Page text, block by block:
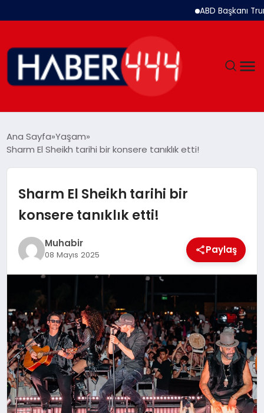
ABD Başkanı Trump:
DÜNYA
EKONOMI
SPOR
TEKNOLOJI
MAGAZIN
EGITIM
YAŞAM
Ana Sayfa Yaşam
Sharm El Sheikh tarihi bir konsere tanıklık etti!
Sharm El Sheikh tarihi bir
konsere tanıklık etti!
Muhabir
08 Mayıs 2025 Paylaş